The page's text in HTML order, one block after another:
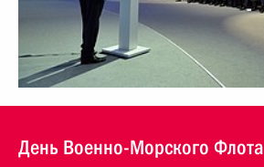
День Военно-Морского Флота